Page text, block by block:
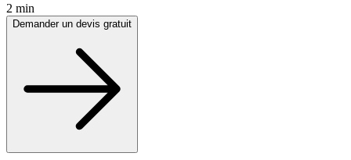
2 min
Demander un devis gratuit